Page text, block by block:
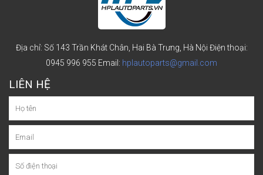
Địa chỉ: Số 143 Trần Khát Chân, Hai Bà Trưng, Hà Nội Điện thoại:
0945 996 955 Email: hplautoparts@gmail.com
LIÊN HỆ